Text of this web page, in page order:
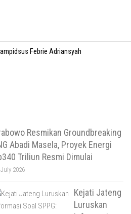
Febrie Adriansyah
Resmikan Groundbreaking
Abadi Masela, Proyek Energi
Triliun Resmi Dimulai
2026
Kejati Jateng
Luruskan